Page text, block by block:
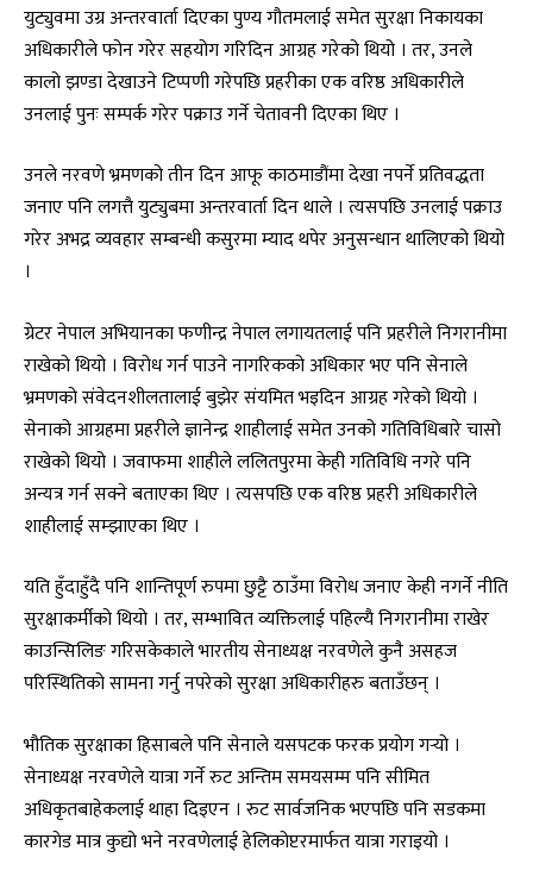
युट्युवमा उग्र अन्तरवार्ता दिएका पुण्य गौतमलाई समेत सुरक्षा निकायका
अधिकारीले फोन गरेर सहयोग गरिदिन आग्रह गरेको थियो । तर, उनले
कालो झण्डा देखाउने टिप्पणी गरेपछि प्रहरीका एक वरिष्ठ अधिकारीले
उनलाई पुनः सम्पर्क गरेर पक्राउ गर्ने चेतावनी दिएका थिए ।
उनले नरवणे भ्रमणको तीन दिन आफू काठमाडौंमा देखा नपर्ने प्रतिवद्धता
जनाए पनि लगत्तै युट्युबमा अन्तरवार्ता दिन थाले । त्यसपछि उनलाई पक्राउ
गरेर अभद्र व्यवहार सम्बन्धी कसुरमा म्याद थपेर अनुसन्धान थालिएको थियो
।
ग्रेटर नेपाल अभियानका फणीन्द्र नेपाल लगायतलाई पनि प्रहरीले निगरानीमा
राखेको थियो । विरोध गर्न पाउने नागरिकको अधिकार भए पनि सेनाले
भ्रमणको संवेदनशीलतालाई बुझेर संयमित भइदिन आग्रह गरेको थियो ।
सेनाको आग्रहमा प्रहरीले ज्ञानेन्द्र शाहीलाई समेत उनको गतिविधिबारे चासो
राखेको थियो । जवाफमा शाहीले ललितपुरमा केही गतिविधि नगरे पनि
अन्यत्र गर्न सक्ने बताएका थिए । त्यसपछि एक वरिष्ठ प्रहरी अधिकारीले
शाहीलाई सम्झाएका थिए ।
यति हुँदाहुँदै पनि शान्तिपूर्ण रुपमा छुट्टै ठाउँमा विरोध जनाए केही नगर्ने नीति
सुरक्षाकर्मीको थियो । तर, सम्भावित व्यक्तिलाई पहिल्यै निगरानीमा राखेर
काउन्सिलिङ गरिसकेकाले भारतीय सेनाध्यक्ष नरवणेले कुनै असहज
परिस्थितिको सामना गर्नु नपरेको सुरक्षा अधिकारीहरु बताउँछन् ।
भौतिक सुरक्षाका हिसाबले पनि सेनाले यसपटक फरक प्रयोग गर्‍यो ।
सेनाध्यक्ष नरवणेले यात्रा गर्ने रुट अन्तिम समयसम्म पनि सीमित
अधिकृतबाहेकलाई थाहा दिइएन । रुट सार्वजनिक भएपछि पनि सडकमा
कारगेड मात्र कुद्यो भने नरवणेलाई हेलिकोप्टरमार्फत यात्रा गराइयो ।